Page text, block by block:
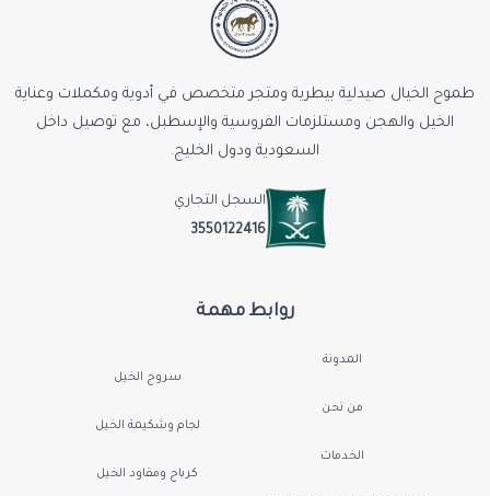
روابط مهمة
المدونة
من نحن
الخدمات
سروج الخيل
لجام وشكيمة الخيل
كرباج ومقاود الخيل
طموح الخيال صيدلية بيطرية ومتجر متخصص في أدوية ومكملات وعناية
الخيل والهجن ومستلزمات الفروسية والإسطبل، مع توصيل داخل
السعودية ودول الخليج.
السجل التجاري
3550122416